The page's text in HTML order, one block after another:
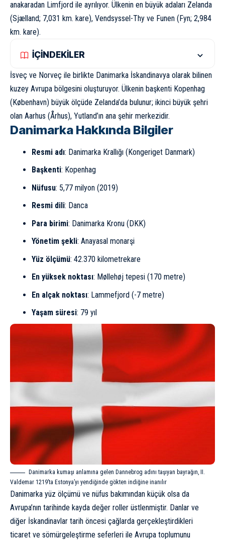
anakaradan Limfjord ile ayrılıyor. Ülkenin en büyük adaları Zelanda
(Sjælland; 7,031 km. kare), Vendsyssel-Thy ve Funen (Fyn; 2,984
km. kare).
İÇİNDEKİLER
İsveç ve Norveç ile birlikte Danimarka İskandinavya olarak bilinen
kuzey Avrupa bölgesini oluşturuyor. Ülkenin başkenti Kopenhag
(København) büyük ölçüde Zelanda’da bulunur; ikinci büyük şehri
olan Aarhus (Århus), Yutland’ın ana şehir merkezidir.
Danimarka Hakkında Bilgiler
Resmi adı: Danimarka Krallığı (Kongeriget Danmark)
Başkenti: Kopenhag
Nüfusu: 5,77 milyon (2019)
Resmi dili: Danca
Para birimi: Danimarka Kronu (DKK)
Yönetim şekli: Anayasal monarşi
Yüz ölçümü: 42.370 kilometrekare
En yüksek noktası: Møllehøj tepesi (170 metre)
En alçak noktası: Lammefjord (-7 metre)
Yaşam süresi: 79 yıl
Danimarka kumaşı anlamına gelen Dannebrog adını taşıyan bayrağın, II.
Valdemar 1219’ta Estonya’yı yendiğinde gökten indiğine inanılır
Danimarka yüz ölçümü ve nüfus bakımından küçük olsa da
Avrupa’nın tarihinde kayda değer roller üstlenmiştir. Danlar ve
diğer İskandinavlar tarih öncesi çağlarda gerçekleştirdikleri
ticaret ve sömürgeleştirme seferleri ile Avrupa toplumunu